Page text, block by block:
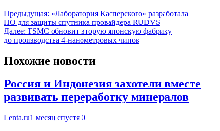
Предыдущая: «Лаборатория Касперского» разработала
ПО для защиты спутника провайдера RUDVS
Далее: TSMC обновит вторую японскую фабрику
до производства 4-нанометровых чипов
Похожие новости
Россия и Индонезия захотели вместе
развивать переработку минералов
Lenta.ru1 месяц спустя 0